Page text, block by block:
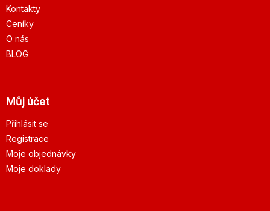
Kontakty
Ceníky
O nás
BLOG
Můj účet
Přihlásit se
Registrace
Moje objednávky
Moje doklady